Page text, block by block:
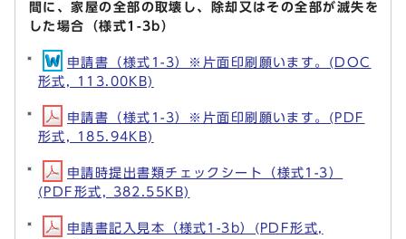
間に、家屋の全部の取壊し、除却又はその全部が滅失を
した場合（様式1-3b）
申請書（様式1-3）※片面印刷願います。(DOC
形式, 113.00KB)
申請書（様式1-3）※片面印刷願います。(PDF
形式, 185.94KB)
申請時提出書類チェックシート（様式1-3）
(PDF形式, 382.55KB)
申請書記入見本（様式1-3b）(PDF形式,